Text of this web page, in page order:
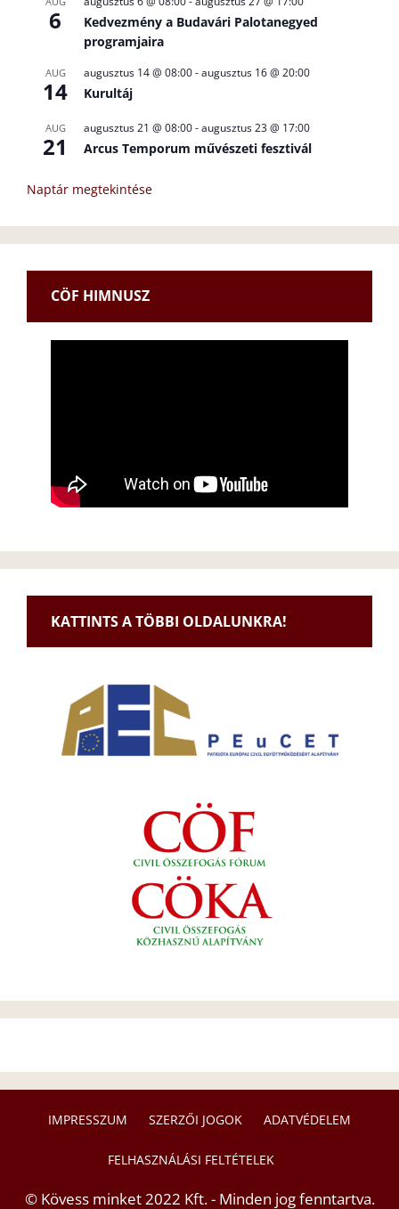
6
Kedvezmény a Budavári Palotanegyed
programjaira
AUG
14
augusztus 14 @ 08:00-augusztus 16 @ 20:00
Kurultáj
AUG
21
augusztus 21 @ 08:00-augusztus 23 @ 17:00
Arcus Temporum művészeti fesztivál
Naptár megtekintése
CÖF HIMNUSZ
KATTINTS A TÖBBI OLDALUNKRA!
IMPRESSZUM SZERZŐI JOGOK ADATVÉDELEM
FELHASZNÁLÁSI FELTÉTELEK
© Kövess minket 2022 Kft. - Minden jog fenntartva.